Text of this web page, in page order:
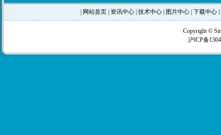
网站首页 资讯中心 技术中心 图片中心 下载中心
Copyright ©
沪ICP备